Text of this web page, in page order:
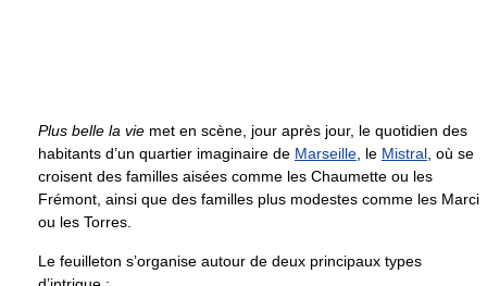
Plus belle la vie met en scène, jour après jour, le quotidien des
habitants d’un quartier imaginaire de Marseille , le Mistral , où se
croisent des familles aisées comme les Chaumette ou les
Frémont, ainsi que des familles plus modestes comme les Marci
ou les Torres.
Le feuilleton s’organise autour de deux principaux types